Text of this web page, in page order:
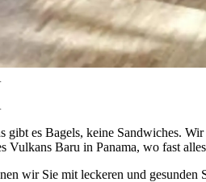
es Bagels, keine Sandwiches. Wir
Vulkans Baru in Panama, wo fast
wir Sie mit leckeren und